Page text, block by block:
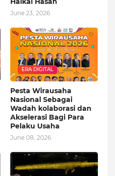
June 23, 2026
ERA DIGITAL
Pesta Wirausaha
Nasional Sebagai
Wadah kolaborasi dan
Akselerasi Bagi Para
Pelaku Usaha
June 08, 2026